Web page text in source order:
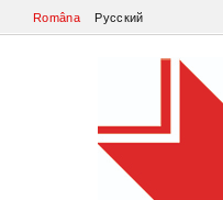
Româna Русский